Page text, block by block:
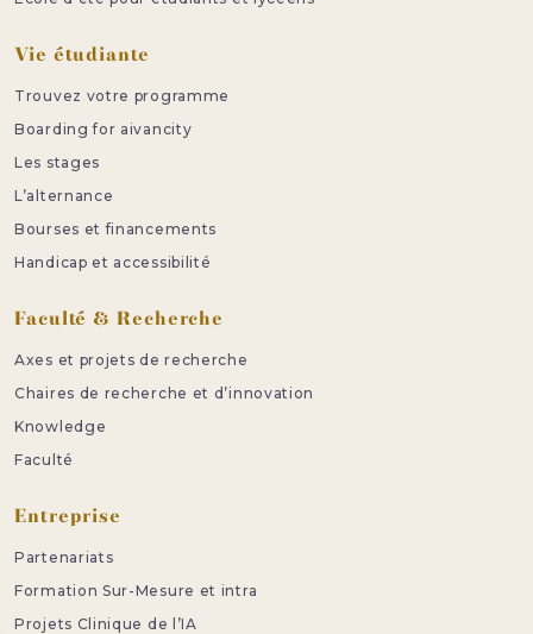
Vie étudiante
Trouvez votre programme
Boarding for aivancity
Les stages
L’alternance
Bourses et financements
Handicap et accessibilité
Faculté & Recherche
Axes et projets de recherche
Chaires de recherche et d’innovation
Knowledge
Faculté
Entreprise
Partenariats
Formation Sur-Mesure et intra
Projets Clinique de l’IA